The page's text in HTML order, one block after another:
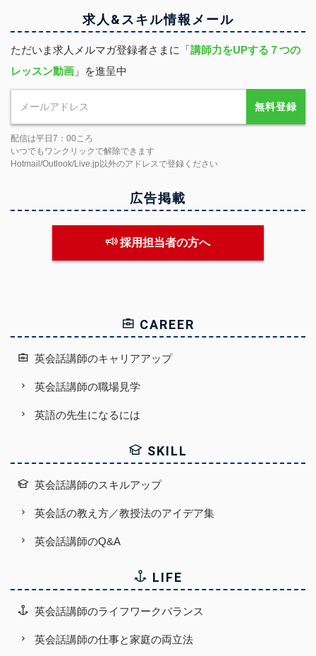
求人&スキル情報 メール
ただいま求人メルマガ登録者さまに「講師力をUPする７つの
レッスン動画 」を進呈中
無料登録
配信は平日7：00ころ
いつでもワンクリックで解除できます
Hotmail/Outlook/Live.jp以外のアドレスで登録ください
広告掲載
採用担当者の方へ
CAREER
英会話講師のキャリアアップ
英会話講師の職場見学
英語の先生になるには
SKILL
英会話講師のスキルアップ
英会話の教え方／教授法のアイデア集
英会話講師のQ&A
LIFE
英会話講師のライフワークバランス
英会話講師の仕事と家庭の両立法